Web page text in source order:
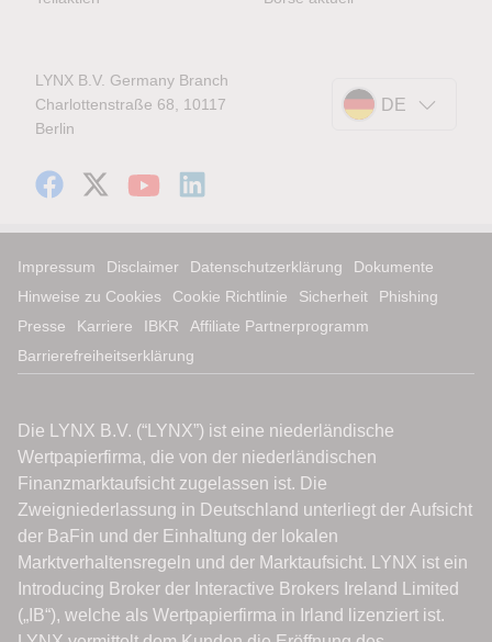
LYNX B.V. Germany Branch
Charlottenstraße 68, 10117
Berlin
DE
Impressum Disclaimer Datenschutzerklärung
Dokumente
Hinweise zu Cookies
Cookie Richtlinie Sicherheit
Phishing
Presse
Karriere IBKR
Affiliate Partnerprogramm
Barrierefreiheitserklärung